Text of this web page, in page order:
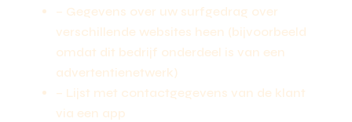
– Gegevens over uw surfgedrag over
verschillende websites heen (bijvoorbeeld
omdat dit bedrijf onderdeel is van een
advertentienetwerk)
– Lijst met contactgegevens van de klant
via een app